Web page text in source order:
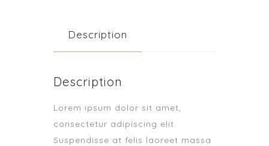
Description
Description
Lorem ipsum dolor sit amet,
consectetur adipiscing elit.
Suspendisse at felis laoreet massa